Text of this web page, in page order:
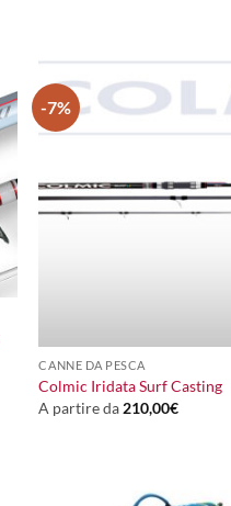
-7%
CANNE DA PESCA
Colmic Iridata Surf Casting
A partire da 210,00€